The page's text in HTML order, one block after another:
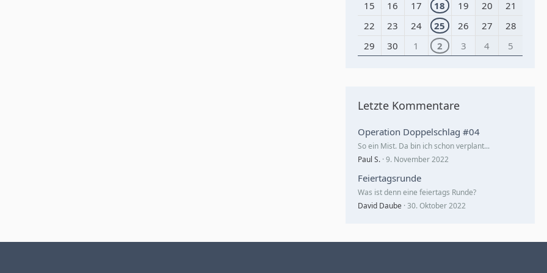
15
16 17 18 19 20
21
22
23 24 25 26 27
28
29
30 1 2 3 4 5
Letzte Kommentare
Operation Doppelschlag #04
So ein Mist. Da bin ich schon verplant...
Paul S. 9. November 2022
Feiertagsrunde
Was ist denn eine feiertags Runde?
David Daube 30. Oktober 2022